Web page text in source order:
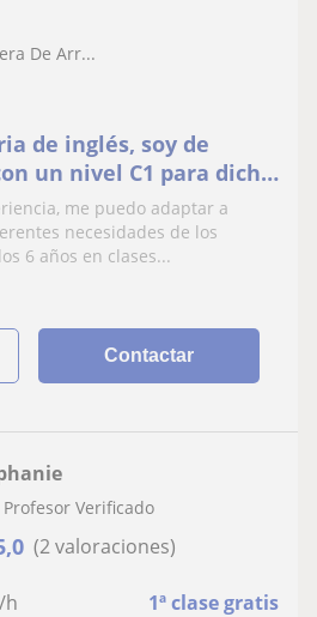
De Arr...
de inglés, soy de
un nivel C1 para dicho
adaptar a diferentes
me puedo adaptar a
necesidades de los
6 años en clases...
Contactar
/h 1ª clase gratis
Profesor Verificado
(2 valoraciones)